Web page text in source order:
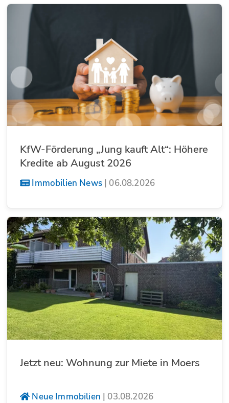
KfW-Förderung „Jung kauft Alt“: Höhere
Kredite ab August 2026
Immobilien News| 06.08.2026
Jetzt neu: Wohnung zur Miete in Moers
Neue Immobilien | 03.08.2026